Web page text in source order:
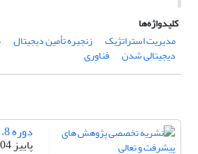
کلیدواژه‌ها
مدیریت استراتژیک
زنجیره تأمین دیجیتال
دیجیتالی شدن فناوری
دوره 8، شماره 3
پاییز 1404